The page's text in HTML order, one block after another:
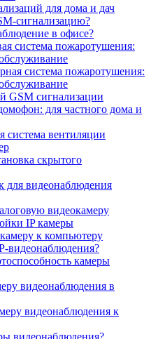
для дома и дач
сигнализацию?
в офисе?
система пожаротушения:
система пожаротушения:
GSM сигнализации
для частного дома и
система вентиляции
скрытого
для видеонаблюдения
видеокамеру
IP камеры
к компьютеру
видеонаблюдения?
камеры
видеонаблюдения в
видеонаблюдения к
видеонаблюдения?